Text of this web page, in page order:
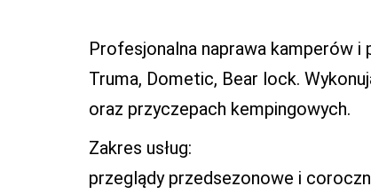
Profesjonalna naprawa kamperów
Truma, Dometic, Bear lock.
oraz przyczepach kempingowych.
Zakres usług:
przeglądy przedsezonowe i